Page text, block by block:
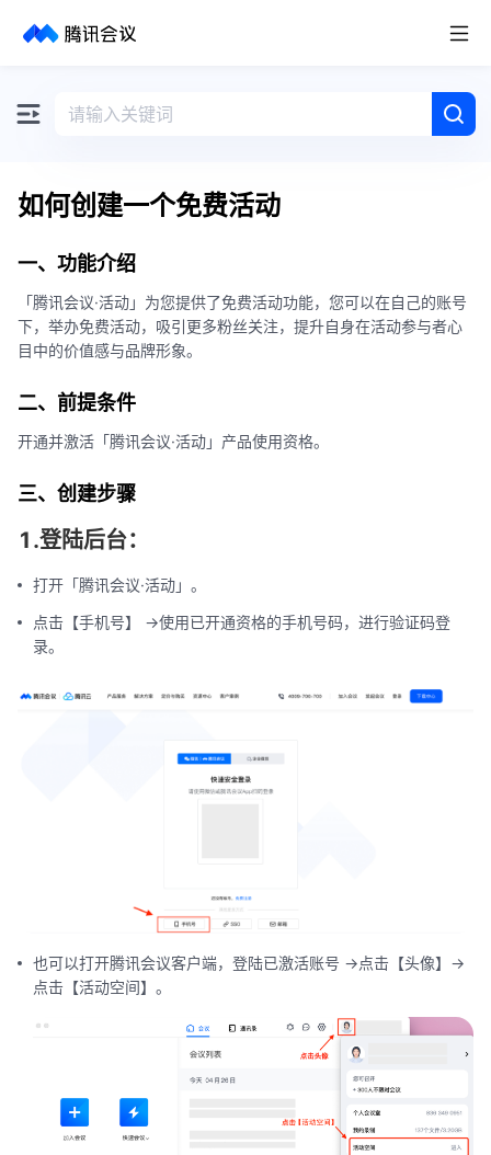
取消
如何创建一个免费活动
一、功能介绍
「腾讯会议·活动」为您提供了免费活动功能，您可以在自己的账号
下，举办免费活动，吸引更多粉丝关注，提升自身在活动参与者心
目中的价值感与品牌形象。
二、前提条件
开通并激活「腾讯会议·活动」产品使用资格。
三、创建步骤
1.登陆后台：
打开「腾讯会议·活动」。
点击【手机号】 ->使用已开通资格的手机号码，进行验证码登
录。
也可以打开腾讯会议客户端，登陆已激活账号 ->点击【头像】->
点击【活动空间】。